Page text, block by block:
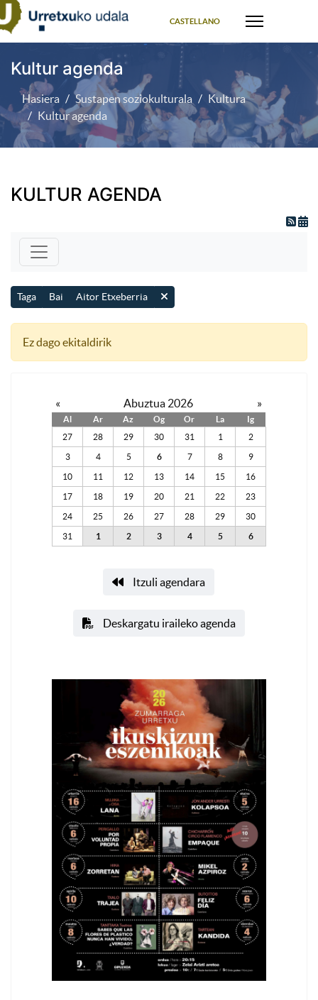
CASTELLANO
Kultur agenda
Hasiera Sustapen soziokulturala
Kultura
Kultur agenda
KULTUR AGENDA
Taga Bai Aitor Etxeberria
Ez dago ekitaldirik
« Abuztua 2026 »
Al Ar Az Og Or La
Ig
27
28 29 30 31 1 2
3 4 5 6 7 8 9
10 11 12 13 14 15 16
17 18 19 20 21 22 23
24 25 26 27 28 29 30
31 1 2 3 4 5 6
Itzuli agendara
Deskargatu iraileko agenda